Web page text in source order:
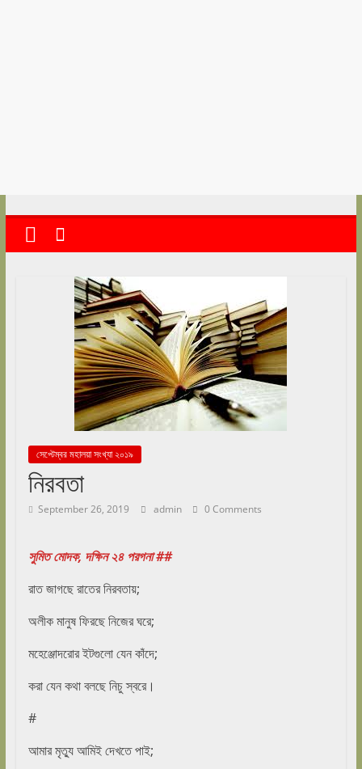
সেপ্টেম্বর মহালয়া সংখ্যা ২০১৯
নিরবতা
September 26, 2019 admin 0 Comments
সুমিত মোদক, দক্ষিন ২৪ পরগনা ##
রাত জাগছে রাতের নিরবতায়;
অলীক মানুষ ফিরছে নিজের ঘরে;
মহেঞ্জোদরোর ইটগুলো যেন কাঁদে;
করা যেন কথা বলছে নিচু স্বরে।
#
আমার মৃত্যু আমিই দেখতে পাই;